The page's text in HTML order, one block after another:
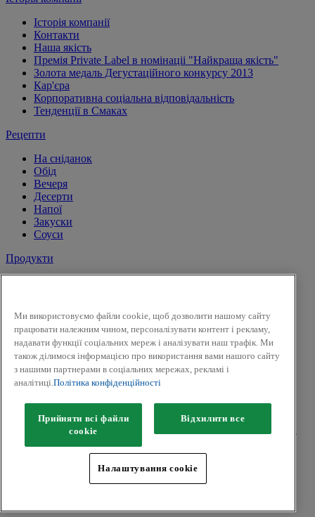
Історія компанії
Контакти
Наша якість
Премія Private Label в номінаціі "Найкраща якість"
Золота медаль Дегустаційного конкурсу 2013
Кар'єра
Корпоративна соціальна відповідальність
Тенденції в Смаках
Рецепти
На сніданок
Обід
Вечеря
Десерти
Напої
Закуски
Соуси
Продукти
Суміші трав
До солодких страв і напоїв
Смак Вогню
Приправи для засолки та маринування
Гірчиця
Twitter
право © 2026 Kamis (McCormick & Company, Inc).
Всі права захищені.
Політика конфіденційності
Положення та умови
Ми використовуємо файли cookie, щоб дозволити нашому сайту
працювати належним чином, персоналізувати контент і рекламу,
надавати функції соціальних мереж і аналізувати наш трафік. Ми
також ділимося інформацією про використання вами нашого сайту
з нашими партнерами в соціальних мережах, рекламі і
аналітиці. Політика конфіденційності
Прийняти всі файли
сookie
Відхилити все
Налаштування cookie